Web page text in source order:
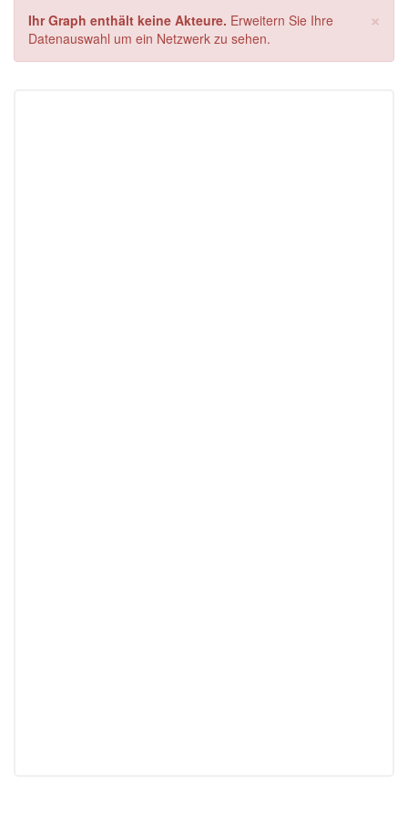
×
Ihr Graph enthält keine Akteure. Erweitern Sie Ihre
Datenauswahl um ein Netzwerk zu sehen.